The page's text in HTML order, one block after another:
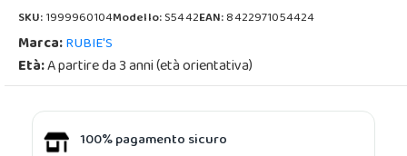
SKU:1999960104Modello:S5442EAN:8422971054424
Marca:RUBIE'S
Età:A partire da 3 anni (età orientativa)
100% pagamento sicuro